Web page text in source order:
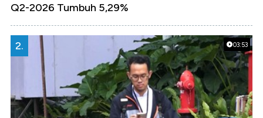
Q2-2026 Tumbuh 5,29%
03:53
2.